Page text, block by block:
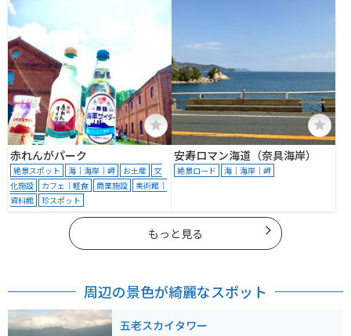
赤れんがパーク
絶景スポット 海｜海岸｜岬 お土産
文
化施設
カフェ｜軽食 商業施設
美術館｜
資料館
珍スポット
安寿ロマン海道（奈具海岸）
絶景ロード 海｜海岸｜岬
もっと見る
周辺の景色が綺麗なスポット
五老スカイタワー